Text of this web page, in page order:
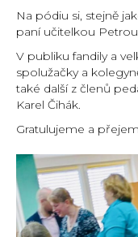
Na pódiu si, stejně
paní učitelkou
V publiku fandily a
spolužačky a
také další z členů
Karel Čihák.
Gratulujeme a